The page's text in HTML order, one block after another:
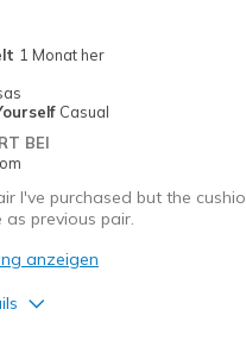
1 Monat her
Casual
BEI
I've purchased but the
as previous pair.
anzeigen